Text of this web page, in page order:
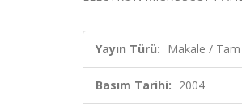
Yayın Türü: Makale /
Basım Tarihi: 2004